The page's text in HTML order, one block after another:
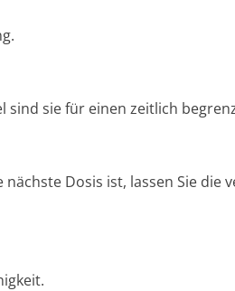
sie für einen zeitlich
Dosis ist, lassen Sie